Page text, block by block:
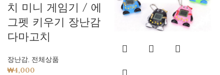
치 미니 게임기 / 에
그펫 키우기 장난감
다마고치
장난감, 전체상품
₩4,000